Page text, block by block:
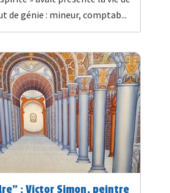
de génie : mineur, comptab...
: Victor Simon, peintre